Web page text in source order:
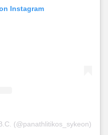
Instagram
(@panathlitikos_sykeon)